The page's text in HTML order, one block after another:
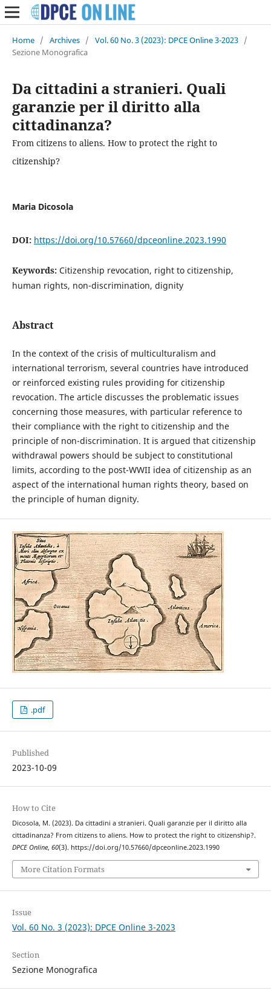
Home / Archives / Vol. 60 No. 3 (2023): DPCE Online 3-2023 /
Sezione Monografica
Da cittadini a stranieri. Quali
garanzie per il diritto alla
cittadinanza?
From citizens to aliens. How to protect the right to
citizenship?
Maria Dicosola
DOI: https://doi.org/10.57660/dpceonline.2023.1990
Keywords: Citizenship revocation, right to citizenship,
human rights, non-discrimination, dignity
Abstract
In the context of the crisis of multiculturalism and
international terrorism, several countries have introduced
or reinforced existing rules providing for citizenship
revocation. The article discusses the problematic issues
concerning those measures, with particular reference to
their compliance with the right to citizenship and the
principle of non-discrimination. It is argued that citizenship
withdrawal powers should be subject to constitutional
limits, according to the post-WWII idea of citizenship as an
aspect of the international human rights theory, based on
the principle of human dignity.
.pdf
Published
2023-10-09
How to Cite
Dicosola, M. (2023). Da cittadini a stranieri. Quali garanzie per il diritto alla
cittadinanza? From citizens to aliens. How to protect the right to citizenship?.
DPCE Online, 60(3). https://doi.org/10.57660/dpceonline.2023.1990
More Citation Formats
Issue
Vol. 60 No. 3 (2023): DPCE Online 3-2023
Section
Sezione Monografica